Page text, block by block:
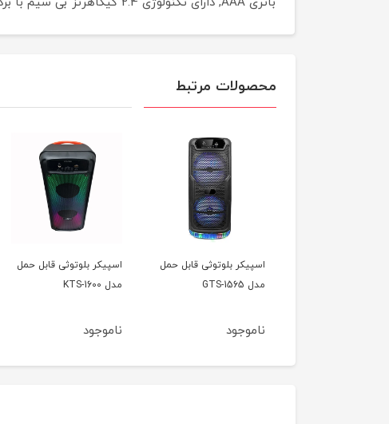
محصولات مرتبط
اسپیکر بلوتوثی قابل حمل
مدل KTS-1600
ناموجود
اسپیکر بلوتوثی قابل حمل
مدل KTS-1299
ناموجود